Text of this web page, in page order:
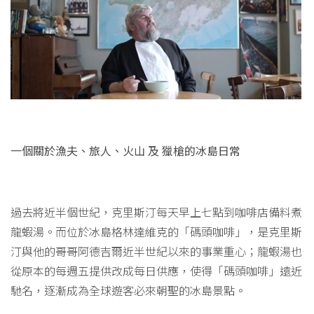
一個關於漁夫、旅人、火山 及 獵槍的冰島日常
過去將近半個世紀，克里斯汀每天早上七點到咖啡店備料煮
龍蝦湯。而位於冰島格林達維克的「碼頭咖啡」，是克里斯
汀與他的哥哥阿德吉爾近半世紀以來的事業重心；龍蝦湯也
從原本的每週五提供改成每日供應，使得「碼頭咖啡」遠近
馳名，逐漸成為全球遊客必來朝聖的冰島景點。